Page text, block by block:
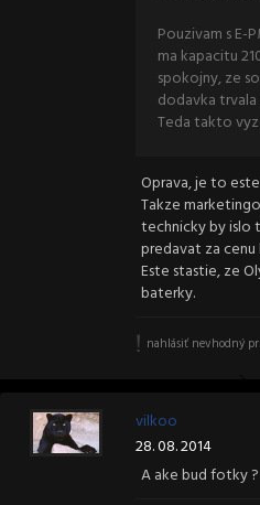
Pouzivam s E-
ma kapacitu
spokojny, ze
dodavka trvala
Teda takto
Oprava, je to
Takze
technicky by islo
predavat za
Este stastie, ze
baterky.
nahlásiť nevhodný
vilkoo
28. 08. 2014
A ake bud fotky